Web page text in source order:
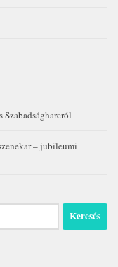
– jubileumi